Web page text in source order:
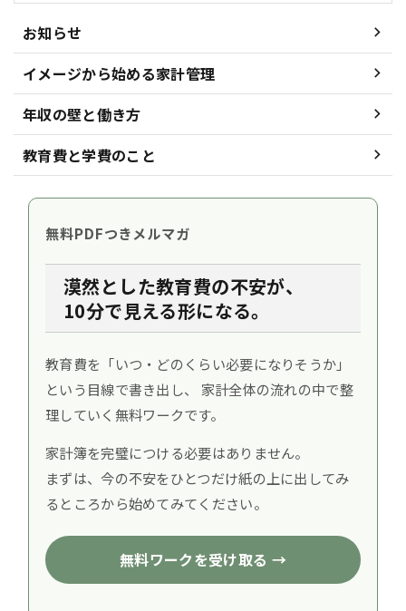
お知らせ
イメージから始める家計管理
年収の壁と働き方
教育費と学費のこと
無料PDFつきメルマガ
漠然とした教育費の不安が、
10分で見える形になる。
教育費を「いつ・どのくらい必要になりそうか」
という目線で書き出し、
家計全体の流れの中で整
理していく無料ワークです。
家計簿を完璧につける必要はありません。
まずは、今の不安をひとつだけ紙の上に出してみ
るところから始めてみてください。
無料ワークを受け取る →